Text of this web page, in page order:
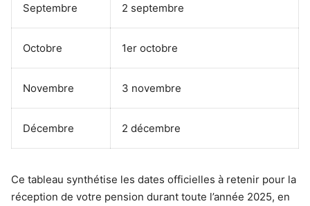
Septembre 2 septembre
Octobre 1er octobre
Novembre 3 novembre
Décembre 2 décembre
Ce tableau synthétise les dates officielles à retenir pour la
réception de votre pension durant toute l’année 2025, en